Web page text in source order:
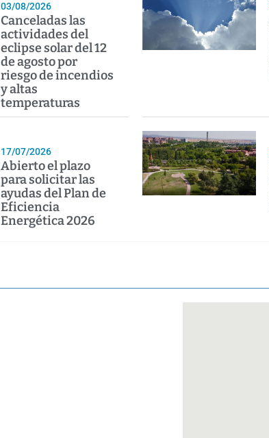
03/08/2026
Canceladas las
actividades del
eclipse solar del 12
de agosto por
riesgo de incendios
y altas
temperaturas
17/07/2026
Abierto el plazo
para solicitar las
ayudas del Plan de
Eficiencia
Energética 2026